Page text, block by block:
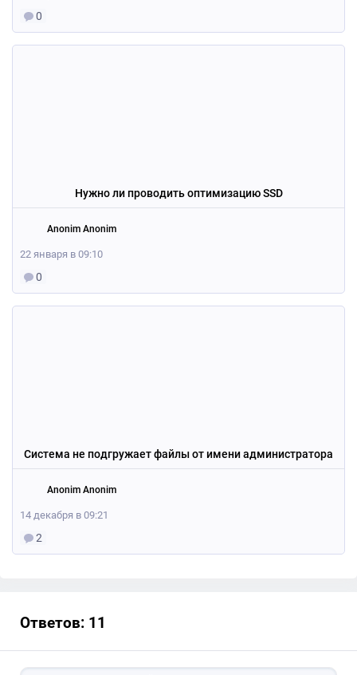
0
Нужно ли проводить оптимизацию SSD
Anonim Anonim
22 января в 09:10
0
Система не подгружает файлы от имени администратора
Anonim Anonim
14 декабря в 09:21
2
Ответов: 11